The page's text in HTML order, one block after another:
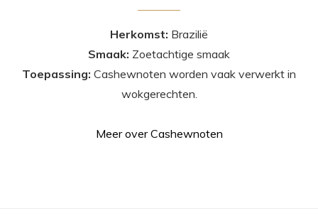
Herkomst: Brazilië
Smaak: Zoetachtige smaak
Toepassing: Cashewnoten worden vaak verwerkt in
wokgerechten.
Meer over Cashewnoten